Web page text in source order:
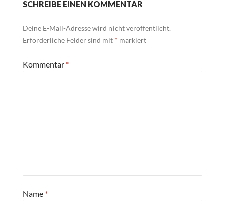
SCHREIBE EINEN KOMMENTAR
Deine E-Mail-Adresse wird nicht veröffentlicht.
Erforderliche Felder sind mit * markiert
Kommentar *
Name *